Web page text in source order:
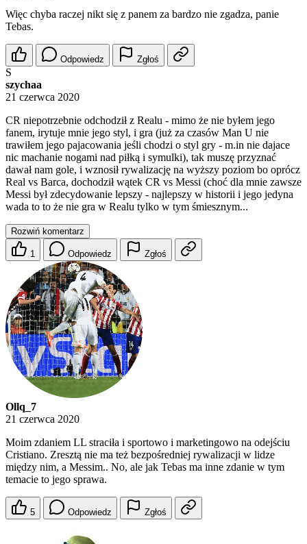
Więc chyba raczej nikt się z panem za bardzo nie zgadza, panie
Tebas.
Odpowiedz Zgłoś
S
szychaa
21 czerwca 2020
CR niepotrzebnie odchodził z Realu - mimo że nie byłem jego
fanem, irytuje mnie jego styl, i gra (już za czasów Man U nie
trawiłem jego pajacowania jeśli chodzi o styl gry - m.in nie dajace
nic machanie nogami nad piłką i symulki), tak muszę przyznać
dawał nam gole, i wznosił rywalizację na wyższy poziom bo oprócz
Real vs Barca, dochodził wątek CR vs Messi (choć dla mnie zawsze
Messi był zdecydowanie lepszy - najlepszy w historii i jego jedyna
wada to to że nie gra w Realu tylko w tym śmiesznym...
Rozwiń komentarz
1 Odpowiedz Zgłoś
Ollq_7
21 czerwca 2020
Moim zdaniem LL straciła i sportowo i marketingowo na odejściu
Cristiano. Zresztą nie ma też bezpośredniej rywalizacji w lidze
między nim, a Messim.. No, ale jak Tebas ma inne zdanie w tym
temacie to jego sprawa.
5 Odpowiedz Zgłoś